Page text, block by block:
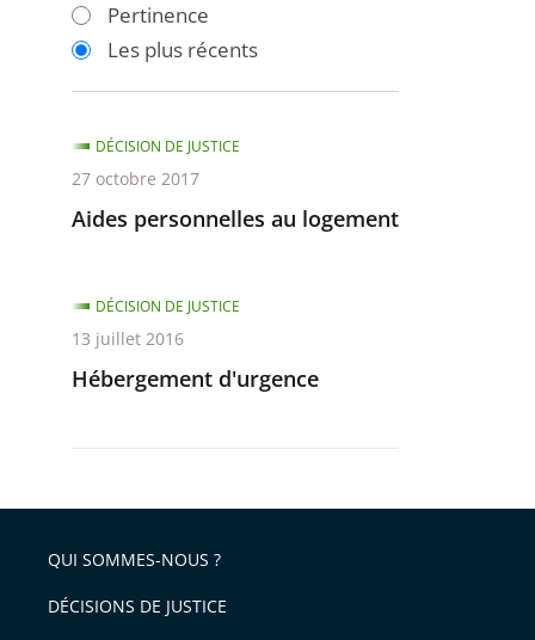
filtres
après
filtres
Pertinence
Les plus récents
Aides personnelles au logement
DÉCISION DE JUSTICE
27 octobre 2017
Hébergement d'urgence
DÉCISION DE JUSTICE
13 juillet 2016
QUI SOMMES-NOUS ?
DÉCISIONS DE JUSTICE